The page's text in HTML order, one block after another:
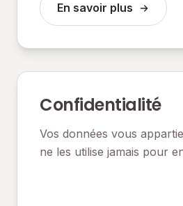
En savoir plus
Confidentialité
Vos données vous
ne les utilise jamais pour